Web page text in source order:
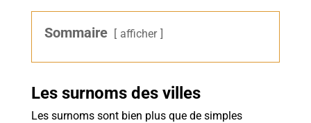
Sommaire afficher
Les surnoms des villes
Les surnoms sont bien plus que de simples